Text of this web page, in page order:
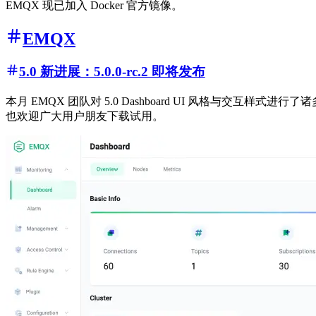
EMQX 现已加入 Docker 官方镜像。
EMQX
5.0 新进展：5.0.0-rc.2 即将发布
本月 EMQX 团队对 5.0 Dashboard UI 风格与交互样式进行了
也欢迎广大用户朋友下载试用。